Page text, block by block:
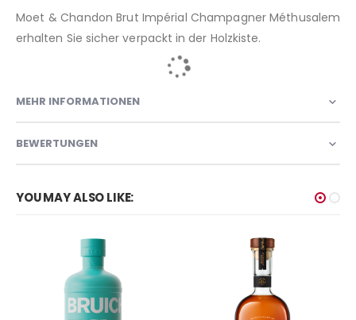
Moet & Chandon Brut Impérial Champagner Méthusalem
erhalten Sie sicher verpackt in der Holzkiste.
MEHR INFORMATIONEN
BEWERTUNGEN
YOU MAY ALSO LIKE: